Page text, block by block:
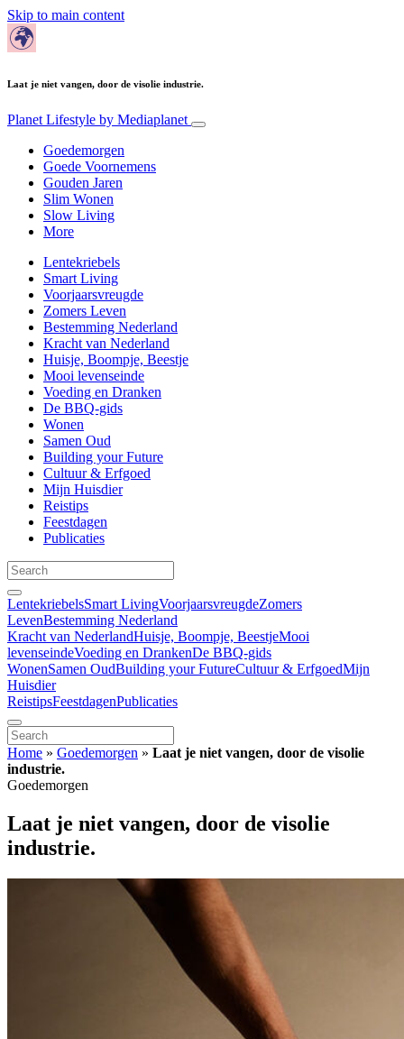
Skip to main content
Laat je niet vangen, door de visolie industrie.
Planet Lifestyle by Mediaplanet
Goedemorgen
Goede Voornemens
Gouden Jaren
Slim Wonen
Slow Living
More
Lentekriebels
Smart Living
Voorjaarsvreugde
Zomers Leven
Bestemming Nederland
Kracht van Nederland
Huisje, Boompje, Beestje
Mooi levenseinde
Voeding en Dranken
De BBQ-gids
Wonen
Samen Oud
Building your Future
Cultuur & Erfgoed
Mijn Huisdier
Reistips
Feestdagen
Publicaties
LentekriebelsSmart LivingVoorjaarsvreugdeZomers
LevenBestemming Nederland
Kracht van NederlandHuisje, Boompje, BeestjeMooi
levenseindeVoeding en DrankenDe BBQ-gids
WonenSamen OudBuilding your FutureCultuur & ErfgoedMijn
Huisdier
ReistipsFeestdagenPublicaties
Home » Goedemorgen » Laat je niet vangen, door de visolie
industrie.
Goedemorgen
Laat je niet vangen, door de visolie
industrie.